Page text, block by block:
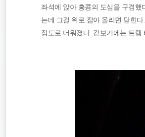
좌석에 앉아 홍콩의 도심을 구경
는데 그걸 위로 잡아 올리면 닫힌
정도로 더워졌다. 겉보기에는 트램